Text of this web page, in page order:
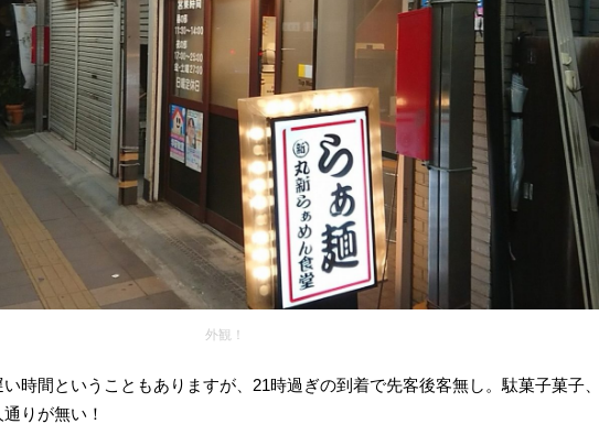
外観！
時間ということもありますが、21時過ぎの到着で先客後客無し。駄菓子菓子、
りが無い！